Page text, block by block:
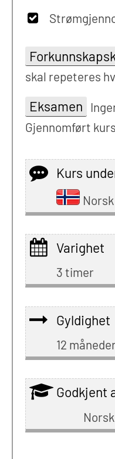
skal repeteres
Eksamen
Gjennomført
Kurs
Norsk
Varighet
3 timer
Gyldighet
12 måneder
Godkjent